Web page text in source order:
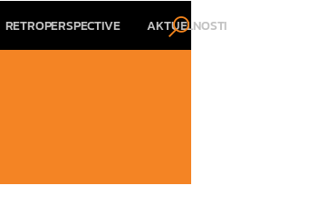
RETROPERSPECTIVE AKTUELNOSTI